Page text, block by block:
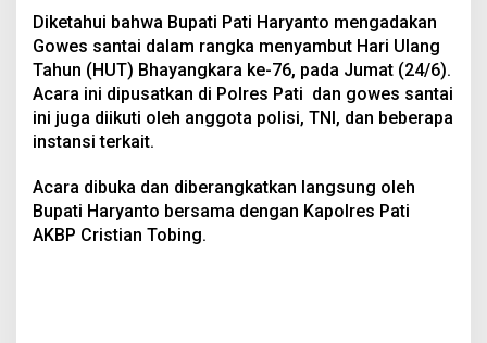
Diketahui bahwa Bupati Pati Haryanto mengadakan
Gowes santai dalam rangka menyambut Hari Ulang
Tahun (HUT) Bhayangkara ke-76, pada Jumat (24/6).
Acara ini dipusatkan di Polres Pati dan gowes santai
ini juga diikuti oleh anggota polisi, TNI, dan beberapa
instansi terkait.
Acara dibuka dan diberangkatkan langsung oleh
Bupati Haryanto bersama dengan Kapolres Pati
AKBP Cristian Tobing.